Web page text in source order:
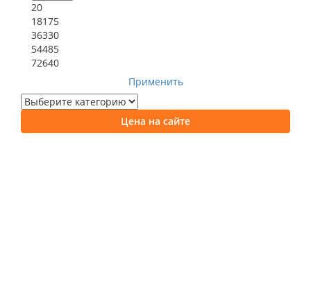
20
18175
36330
54485
72640
Применить
Цена на сайте